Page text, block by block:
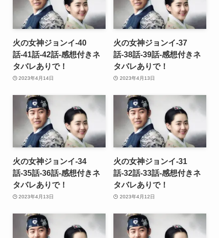
火の女神ジョンイ-40
話-41話-42話-感想付きネ
タバレありで！
2023年4月14日
火の女神ジョンイ-37
話-38話-39話-感想付きネ
タバレありで！
2023年4月13日
火の女神ジョンイ-34
話-35話-36話-感想付きネ
タバレありで！
2023年4月13日
火の女神ジョンイ-31
話-32話-33話-感想付きネ
タバレありで！
2023年4月12日